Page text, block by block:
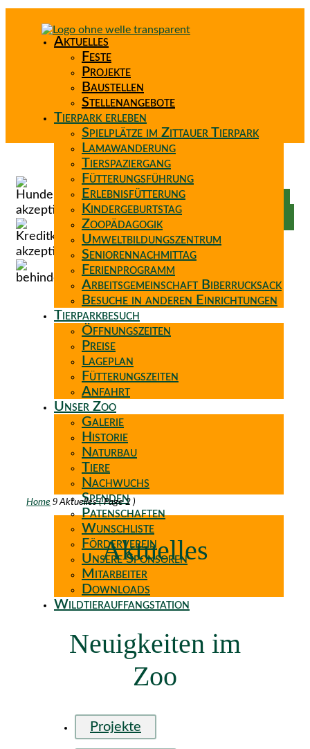
Aktuelles
Feste
Projekte
Baustellen
Stellenangebote
Tierpark erleben
Spielplätze im Zittauer Tierpark
Lamawanderung
Tierspaziergang
Fütterungsführung
Erlebnisfütterung
Kindergeburtstag
Zoopädagogik
Umweltbildungszentrum
Seniorennachmittag
Ferienprogramm
Arbeitsgemeinschaft Biberrucksack
Besuche in anderen Einrichtungen
Tierparkbesuch
Öffnungszeiten
Preise
Lageplan
Fütterungszeiten
Anfahrt
Unser Zoo
Galerie
Historie
Naturbau
Tiere
Nachwuchs
Spenden
Patenschaften
Wunschliste
Förderverein
Unsere Sponsoren
Mitarbeiter
Downloads
Wildtierauffangstation
Home 9 Aktuelles( Page 2 )
Aktuelles
Neuigkeiten im
Zoo
Projekte